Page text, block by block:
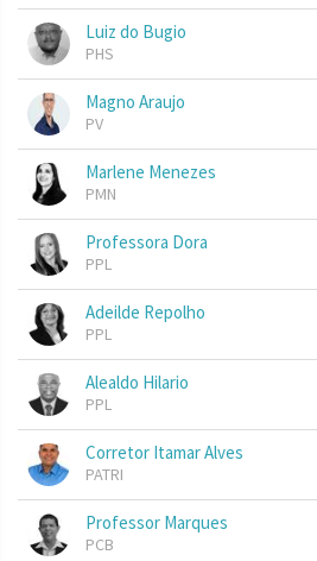
Luiz do Bugio
PHS
Magno Araujo
PV
Marlene Menezes
PMN
Professora Dora
PPL
Adeilde Repolho
PPL
Alealdo Hilario
PPL
Corretor Itamar Alves
PATRI
Professor Marques
PCB